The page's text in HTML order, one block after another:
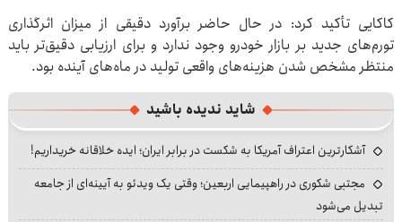
کاکایی تأکید کرد: در حال حاضر برآورد دقیقی از میزان اثرگذاری
تورم‌های جدید بر بازار خودرو وجود ندارد و برای ارزیابی دقیق‌تر باید
منتظر مشخص شدن هزینه‌های واقعی تولید در ماه‌های آینده بود.
شاید ندیده باشید
آشکارترین اعتراف آمریکا به شکست در برابر ایران؛ ایده خلاقانه خریداریم!
مجتبی شکوری در راهپیمایی اربعین؛ وقتی یک ویدئو به آیینه‌ای از جامعه
تبدیل می‌شود